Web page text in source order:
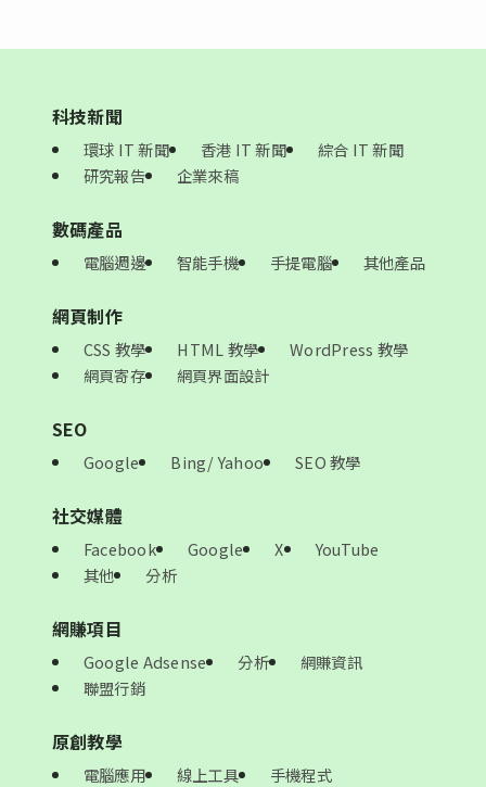
科技新聞
環球 IT 新聞 香港 IT 新聞
綜合 IT 新聞
研究報告
企業來稿
數碼產品
電腦週邊 智能手機 手提電腦 其他產品
網頁制作
CSS 教學 HTML 教學
WordPress 教學
網頁寄存
網頁界面設計
SEO
Google Bing/ Yahoo SEO 教學
社交媒體
Facebook Google X
YouTube
其他
分析
網賺項目
Google Adsense 分析
網賺資訊
聯盟行銷
原創教學
電腦應用 線上工具 手機程式